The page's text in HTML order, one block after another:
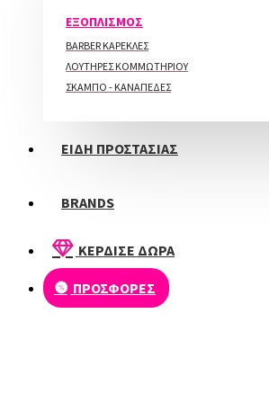
ΕΞΟΠΛΙΣΜΟΣ
BARBER ΚΑΡΕΚΛΕΣ
ΛΟΥΤΗΡΕΣ ΚΟΜΜΩΤΗΡΙΟΥ
ΣΚΑΜΠΟ - ΚΑΝΑΠΕΔΕΣ
ΕΙΔΗ ΠΡΟΣΤΑΣΙΑΣ
BRANDS
ΚΕΡΔΙΣΕ ΔΩΡΑ
ΠΡΟΣΦΟΡΕΣ